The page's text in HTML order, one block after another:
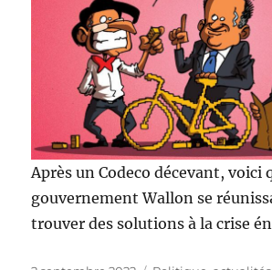
Après un Codeco décevant, voici
gouvernement Wallon se
trouver des solutions à la crise